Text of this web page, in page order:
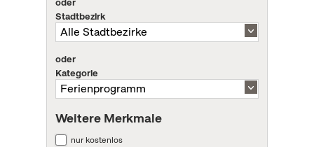
Stadtbezirk
oder
Kategorie
Weitere Merkmale
nur kostenlos